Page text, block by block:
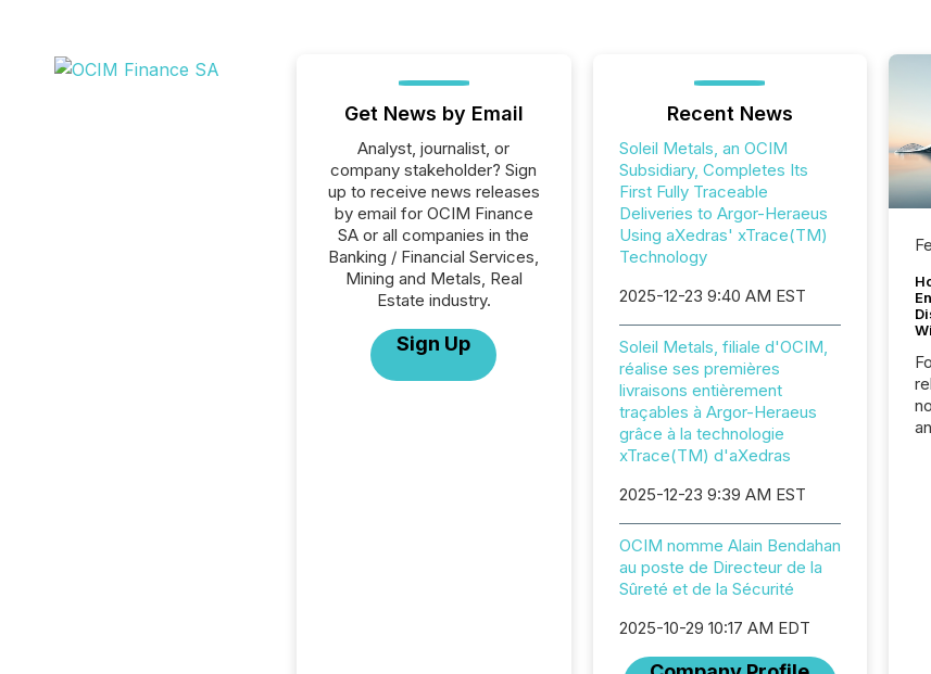
Get News by Email
Analyst, journalist, or
company stakeholder? Sign
up to receive news releases
by email for OCIM Finance
SA or all companies in the
Banking / Financial Services,
Mining and Metals, Real
Estate industry.
Sign Up
Recent News
Soleil Metals, an OCIM
Subsidiary, Completes Its
First Fully Traceable
Deliveries to Argor-Heraeus
Using aXedras' xTrace(TM)
Technology
2025-12-23 9:40 AM EST
Soleil Metals, filiale d'OCIM,
réalise ses premières
livraisons entièrement
traçables à Argor-Heraeus
grâce à la technologie
xTrace(TM) d'aXedras
2025-12-23 9:39 AM EST
OCIM nomme Alain Bendahan
au poste de Directeur de la
Sûreté et de la Sécurité
2025-10-29 10:17 AM EDT